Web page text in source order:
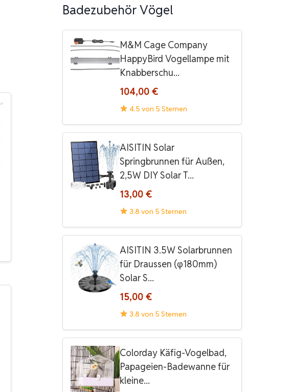
Badezubehör Vögel
M&M Cage Company
HappyBird Vogellampe mit
Knabberschu...
104,00 €
4.5 von 5 Sternen
AISITIN Solar
Springbrunnen für Außen,
2,5W DIY Solar T...
13,00 €
3.8 von 5 Sternen
AISITIN 3.5W Solarbrunnen
für Draussen (φ180mm)
Solar S...
15,00 €
3.8 von 5 Sternen
Colorday Käfig-Vogelbad,
Papageien-Badewanne für
kleine...